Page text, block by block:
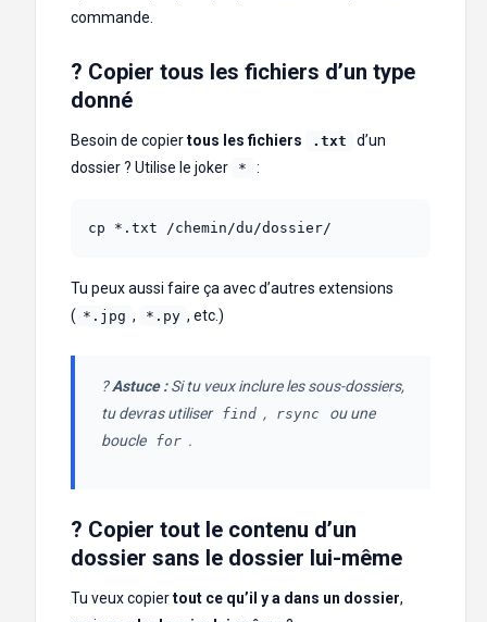
commande.
? Copier tous les fichiers d’un type
donné
Besoin de copiertous les fichiers .txt
d’un
dossier ? Utilise le joker
* :
cp *.txt /chemin/du/dossier/
Tu peux aussi faire ça avec d’autres extensions
( *.jpg , *.py , etc.)
?Astuce :Si tu veux inclure les sous-dossiers,
tu devras utiliser find , rsync
ou une
boucle for .
? Copier tout le contenu d’un
dossier sans le dossier lui-même
Tu veux copiertout ce qu’il y a dans un dossier,